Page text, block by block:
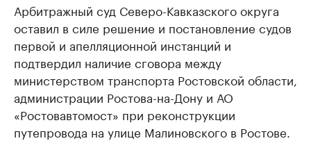
Арбитражный суд Северо-Кавказского округа
оставил в силе решение и постановление судов
первой и апелляционной инстанций и
подтвердил наличие сговора между
министерством транспорта Ростовской области,
администрации Ростова-на-Дону и АО
«Ростовавтомост» при реконструкции
путепровода на улице Малиновского в Ростове.